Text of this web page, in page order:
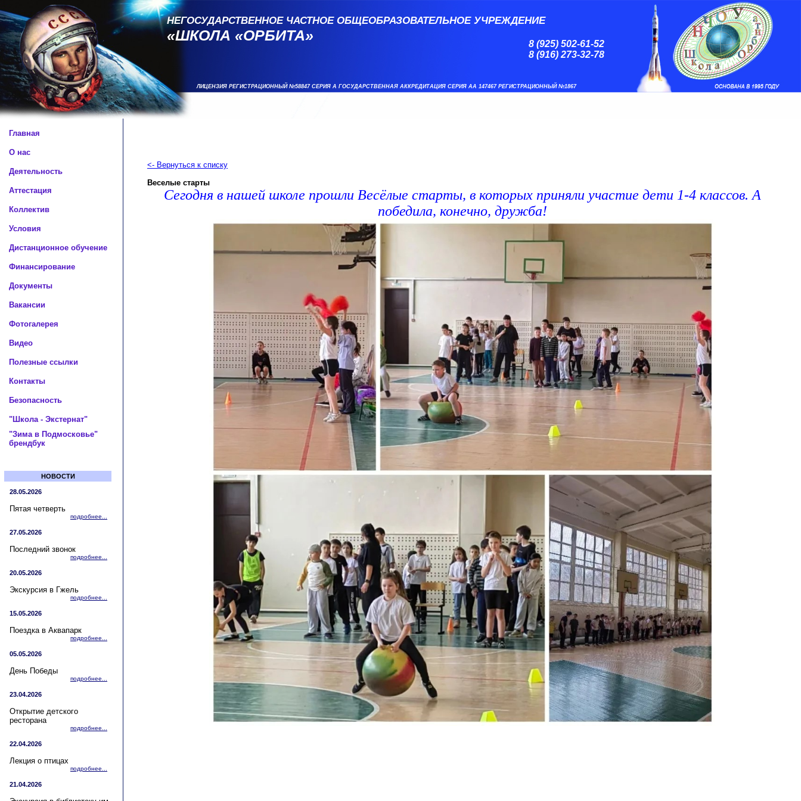
НЕГОСУДАРСТВЕННОЕ ЧАСТНОЕ ОБЩЕОБРАЗОВАТЕЛЬНОЕ УЧРЕЖДЕНИЕ
«ШКОЛА «ОРБИТА»
ЛИЦЕНЗИЯ РЕГИСТРАЦИОННЫЙ №58847 СЕРИЯ А ГОСУДАРСТВЕННАЯ АККРЕДИТАЦИЯ СЕРИЯ АА 147467 РЕГИСТРАЦИОННЫЙ №1867
8 (925) 502-61-52
8 (916) 273-32-78
Главная
О нас
Деятельность
Аттестация
Коллектив
Условия
Дистанционное обучение
Финансирование
Документы
Вакансии
Фотогалерея
Видео
Полезные ссылки
Контакты
Безопасность
"Школа - Экстернат"
"Зима в Подмосковье"
брендбук
НОВОСТИ
28.05.2026
Пятая четверть
подробнее...
27.05.2026
Последний звонок
подробнее...
20.05.2026
Экскурсия в Гжель
подробнее...
15.05.2026
Поездка в Аквапарк
подробнее...
05.05.2026
День Победы
подробнее...
23.04.2026
Открытие детского
ресторана
подробнее...
22.04.2026
Лекция о птицах
подробнее...
21.04.2026
<- Вернуться к списку
Веселые старты
Сегодня в нашей школе прошли Весёлые старты, в которых приняли участие дети 1-4 классов. А
победила, конечно, дружба!